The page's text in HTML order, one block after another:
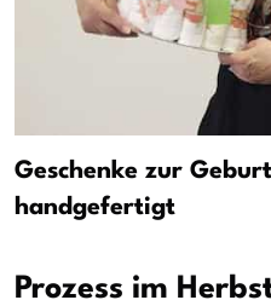
Geschenke zur
handgefertigt
Prozess im